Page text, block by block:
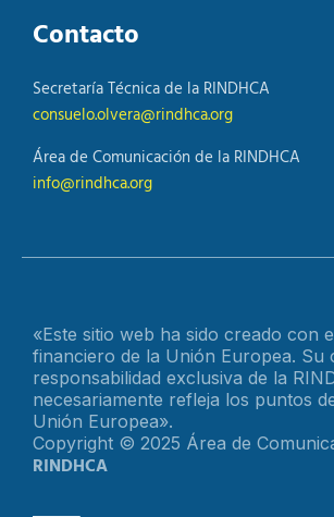
Contacto
Secretaría Técnica de la RINDHCA
consuelo.olvera@rindhca.org
Área de Comunicación de la RINDHCA
info@rindhca.org
«Este sitio web ha sido creado con
financiero de la Unión Europea. Su
responsabilidad exclusiva de la
necesariamente refleja los puntos
Unión Europea».
Copyright © 2025 Área de
RINDHCA